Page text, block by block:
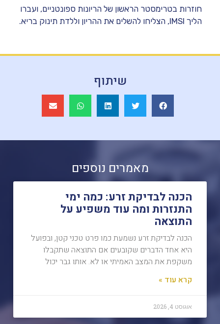
חוזרות בטרימסטר הראשון של הריונות ספונטניים, ועברו
הליך IMSI, הצליחו להשלים את ההריון וללדת תינוק בריא.
שיתוף
מאמרים נוספים
הכנה לבדיקת זרע: כמה ימי
התנזרות ומה עוד משפיע על
התוצאה
הכנה לבדיקת זרע נשמעת כמו פרט טכני קטן, ובפועל
היא אחד הדברים שקובעים אם התוצאה שתקבלו
משקפת את המצב האמיתי או לא. אותו גבר יכול
קרא עוד »
אוגוסט 4, 2026